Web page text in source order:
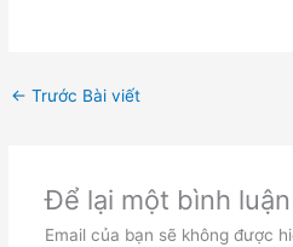
← Trước Bài viết
Để lại một bình luận
Email của bạn sẽ không được